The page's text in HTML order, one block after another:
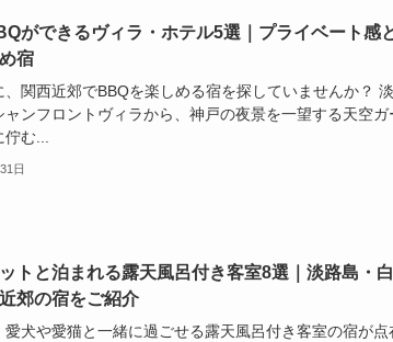
ができるヴィラ・ホテル5選｜プライベート感
宿
、関西近郊でBBQを楽しめる宿を探していませんか？
ャンフロントヴィラから、神戸の夜景を一望する天空ガ
む...
日
トと泊まれる露天風呂付き客室8選｜淡路島・
郊の宿をご紹介
愛犬や愛猫と一緒に過ごせる露天風呂付き客室の宿が点